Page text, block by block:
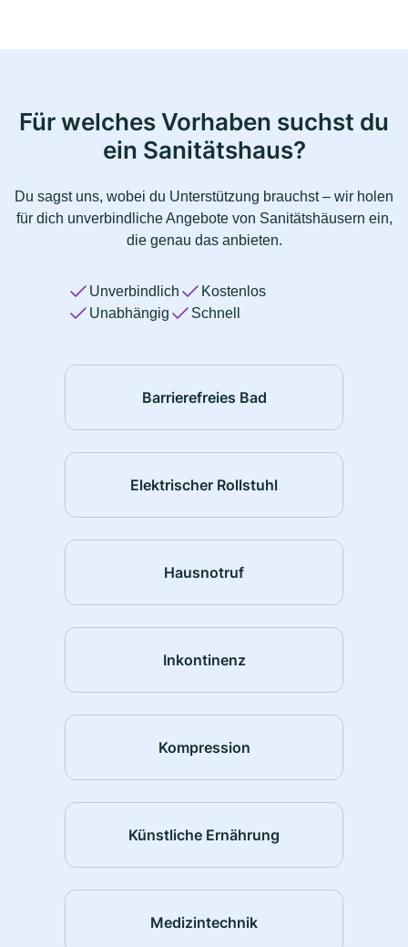
Für welches Vorhaben suchst du
ein Sanitätshaus?
Du sagst uns, wobei du Unterstützung brauchst – wir holen
für dich unverbindliche Angebote von Sanitätshäusern ein,
die genau das anbieten.
Unverbindlich
Kostenlos
Unabhängig
Schnell
Barrierefreies Bad
Elektrischer Rollstuhl
Hausnotruf
Inkontinenz
Kompression
Künstliche Ernährung
Medizintechnik